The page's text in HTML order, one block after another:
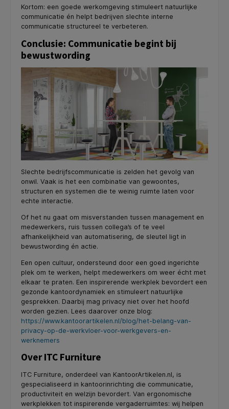
Kortom: een goede werkomgeving stimuleert natuurlijke
communicatie én helpt bedrijven slechte interne
communicatie structureel te verbeteren.
Conclusie: Communicatie begint bij
bewustwording
Slechte bedrijfscommunicatie is zelden het gevolg van
onwil. Vaak is het een combinatie van gewoontes,
structuren en systemen die te weinig ruimte laten voor
echte interactie.
Of het nu gaat om misverstanden tussen management en
medewerkers, ruis tussen collega’s of te veel
afhankelijkheid van automatisering, de sleutel ligt in
bewustwording én actie.
Een open cultuur, ondersteund door een goed ingerichte
plek om te werken, helpt medewerkers om weer écht met
elkaar te praten. Een inspirerende werkplek bevordert een
gezonde kantoordynamiek en stimuleert natuurlijke
gesprekken. Daarbij mag privacy niet over het hoofd
worden gezien. Lees daarover onze blog:
https://www.kantoorartikelen.nl/blog/het-belang-van-
privacy-op-de-werkvloer-voor-werkgevers-en-
werknemers
Over ITC Furniture
ITC Furniture, onderdeel van KantoorArtikelen.nl, is
gespecialiseerd in kantoorinrichting die communicatie,
productiviteit en welzijn bevordert. Van ergonomische
werkplekken tot inspirerende vergaderruimtes: wij helpen